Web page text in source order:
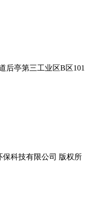
后亭第三工业区B区101
保科技有限公司 版权所